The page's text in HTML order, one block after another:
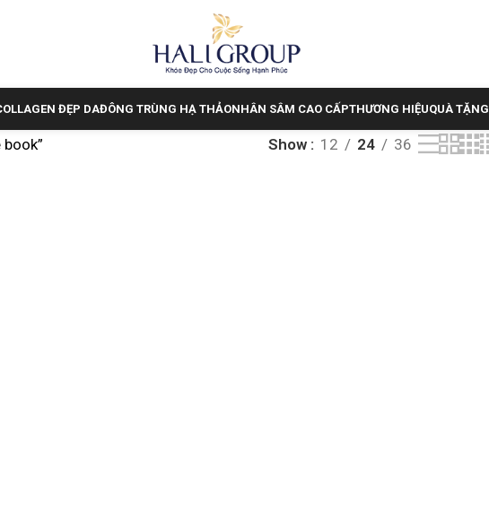
ĐẸP DAĐÔNG TRÙNG HẠ THẢONHÂN SÂM CAO CẤPTHƯƠNG HIỆUQUÀ TẶNG
Show 12 24 36